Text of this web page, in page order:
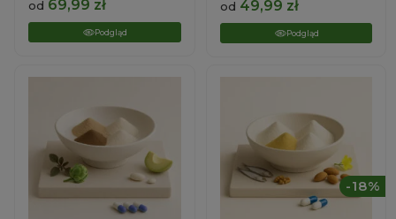
od 69,99 zł
Podgląd
od 49,99 zł
Podgląd
-18%